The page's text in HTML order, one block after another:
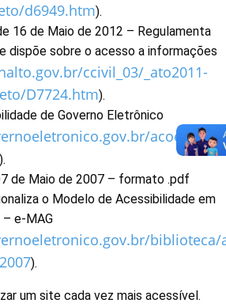
d6949.htm).
16 de Maio de 2012 – Regulamenta
dispõe sobre o acesso a informações
ccivil_03/_ato2011-
D7724.htm).
de Governo Eletrônico
acoes-e-
).
de Maio de 2007 – formato .pdf
o Modelo de Acessibilidade em
e-MAG
).
um site cada vez mais acessível.